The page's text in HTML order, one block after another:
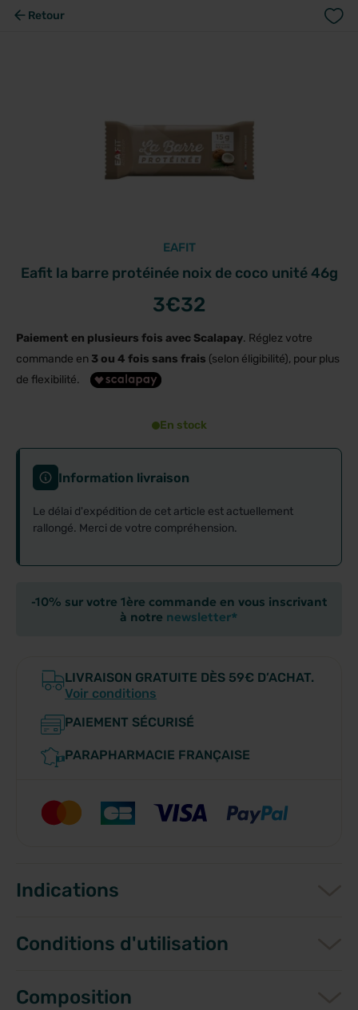
Retour
EAFIT
Eafit la barre protéinée noix de coco unité 46g
3€32
Paiement en plusieurs fois avec Scalapay. Réglez votre
commande en 3 ou 4 fois sans frais (selon éligibilité), pour plus
de flexibilité.
En stock
Information livraison
Le délai d'expédition de cet article est actuellement
rallongé. Merci de votre compréhension.
-10% sur votre 1ère commande en vous inscrivant
à notre newsletter*
LIVRAISON GRATUITE DÈS 59€ D’ACHAT.
Voir conditions
PAIEMENT SÉCURISÉ
PARAPHARMACIE FRANÇAISE
Indications
Conditions d'utilisation
Composition